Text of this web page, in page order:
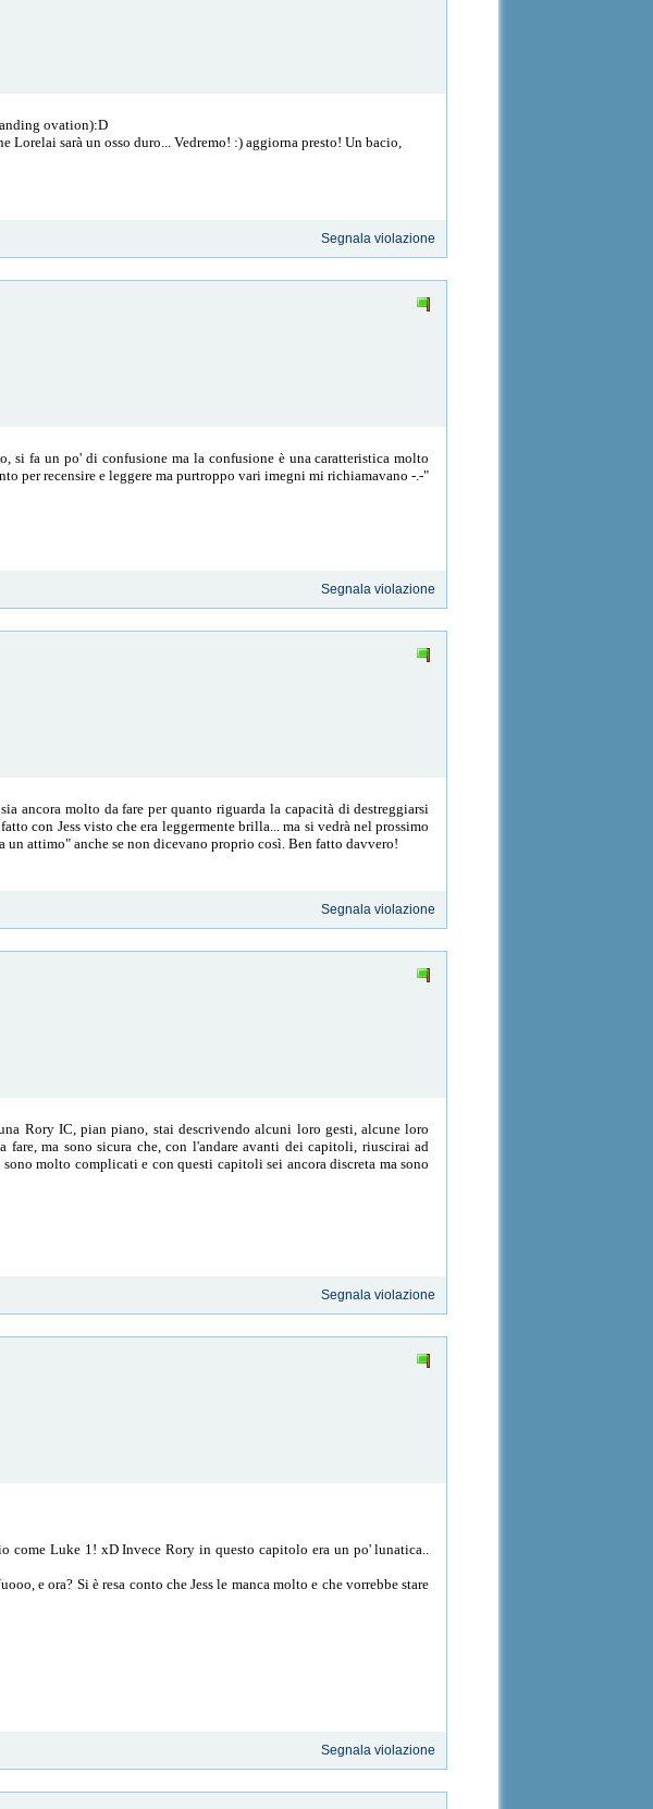
ovation):D
sarà un osso duro... Vedremo! :) aggiorna presto! Un bacio,
Segnala violazione
fa un po' di confusione ma la confusione è una caratteristica molto
per recensire e leggere ma purtroppo vari imegni mi richiamavano -.-"
Segnala violazione
ancora molto da fare per quanto riguarda la capacità di destreggiarsi
con Jess visto che era leggermente brilla... ma si vedrà nel prossimo
attimo" anche se non dicevano proprio così. Ben fatto davvero!
Segnala violazione
Rory IC, pian piano, stai descrivendo alcuni loro gesti, alcune loro
fare, ma sono sicura che, con l'andare avanti dei capitoli, riuscirai ad
molto complicati e con questi capitoli sei ancora discreta ma sono
Segnala violazione
come Luke 1! xD Invece Rory in questo capitolo era un po' lunatica..
e ora? Si è resa conto che Jess le manca molto e che vorrebbe stare
Segnala violazione